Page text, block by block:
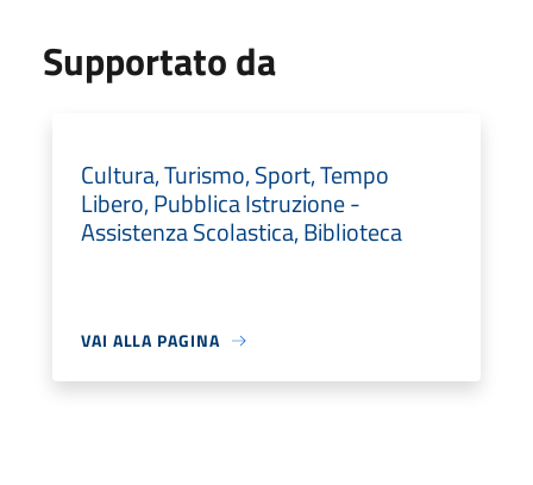
Supportato da
Cultura, Turismo, Sport, Tempo
Libero, Pubblica Istruzione -
Assistenza Scolastica, Biblioteca
VAI ALLA PAGINA